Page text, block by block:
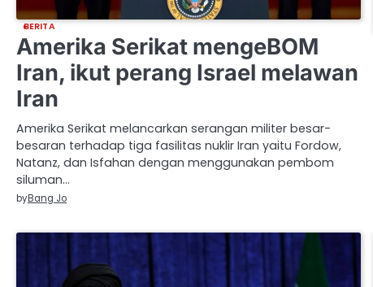
BERITA
Amerika Serikat mengeBOM
Iran, ikut perang Israel melawan
Iran
Amerika Serikat melancarkan serangan militer besar-
besaran terhadap tiga fasilitas nuklir Iran yaitu Fordow,
Natanz, dan Isfahan dengan menggunakan pembom
siluman…
byBang Jo